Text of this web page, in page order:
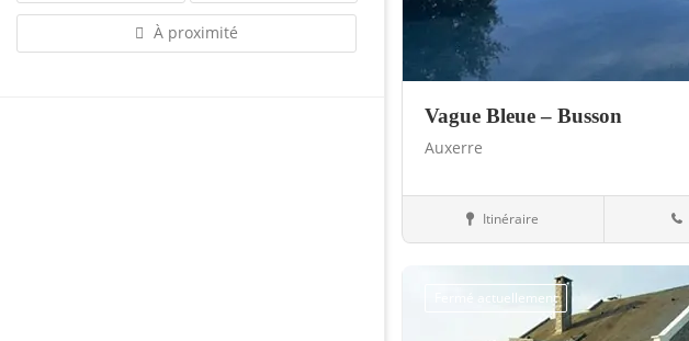
À proximité
Vague Bleue – Busson
Auxerre
PiscinesItinéraire
Fermé actuellement